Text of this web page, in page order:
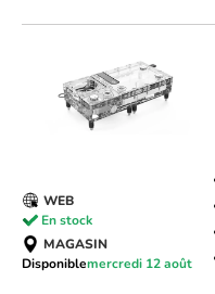
WEB
En stock
MAGASIN
Disponiblemercredi 12 août